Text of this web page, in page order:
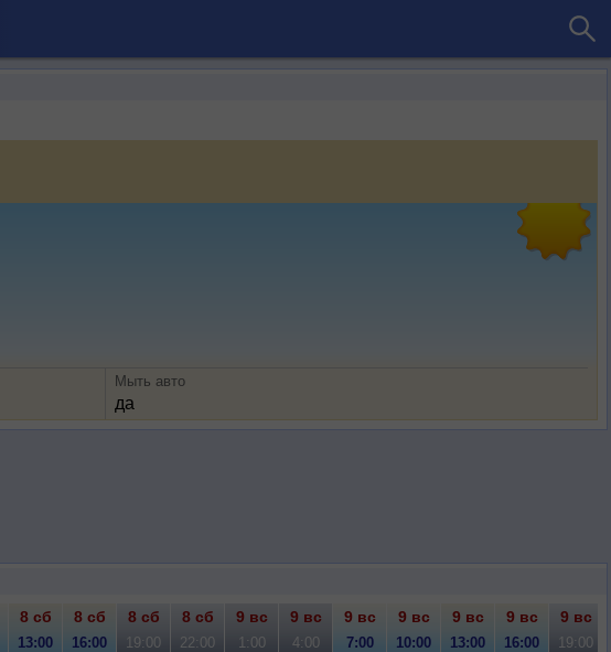
Мыть авто
да
8 сб 8 сб 8 сб 8 сб 9 вс 9 вс 9 вс 9 вс 9 вс 9 вс 9 вс
13:00 16:00 19:00 22:00 1:00 4:00 7:00 10:00 13:00 16:00 19:00